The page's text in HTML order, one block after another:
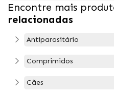
Encontre mais
relacionadas
Antiparasitário
Comprimidos
Cães